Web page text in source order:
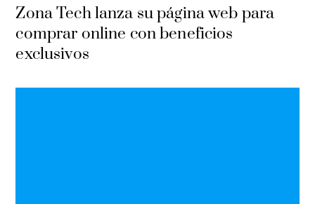
​Zona Tech lanza su página web para
comprar online con beneficios
exclusivos